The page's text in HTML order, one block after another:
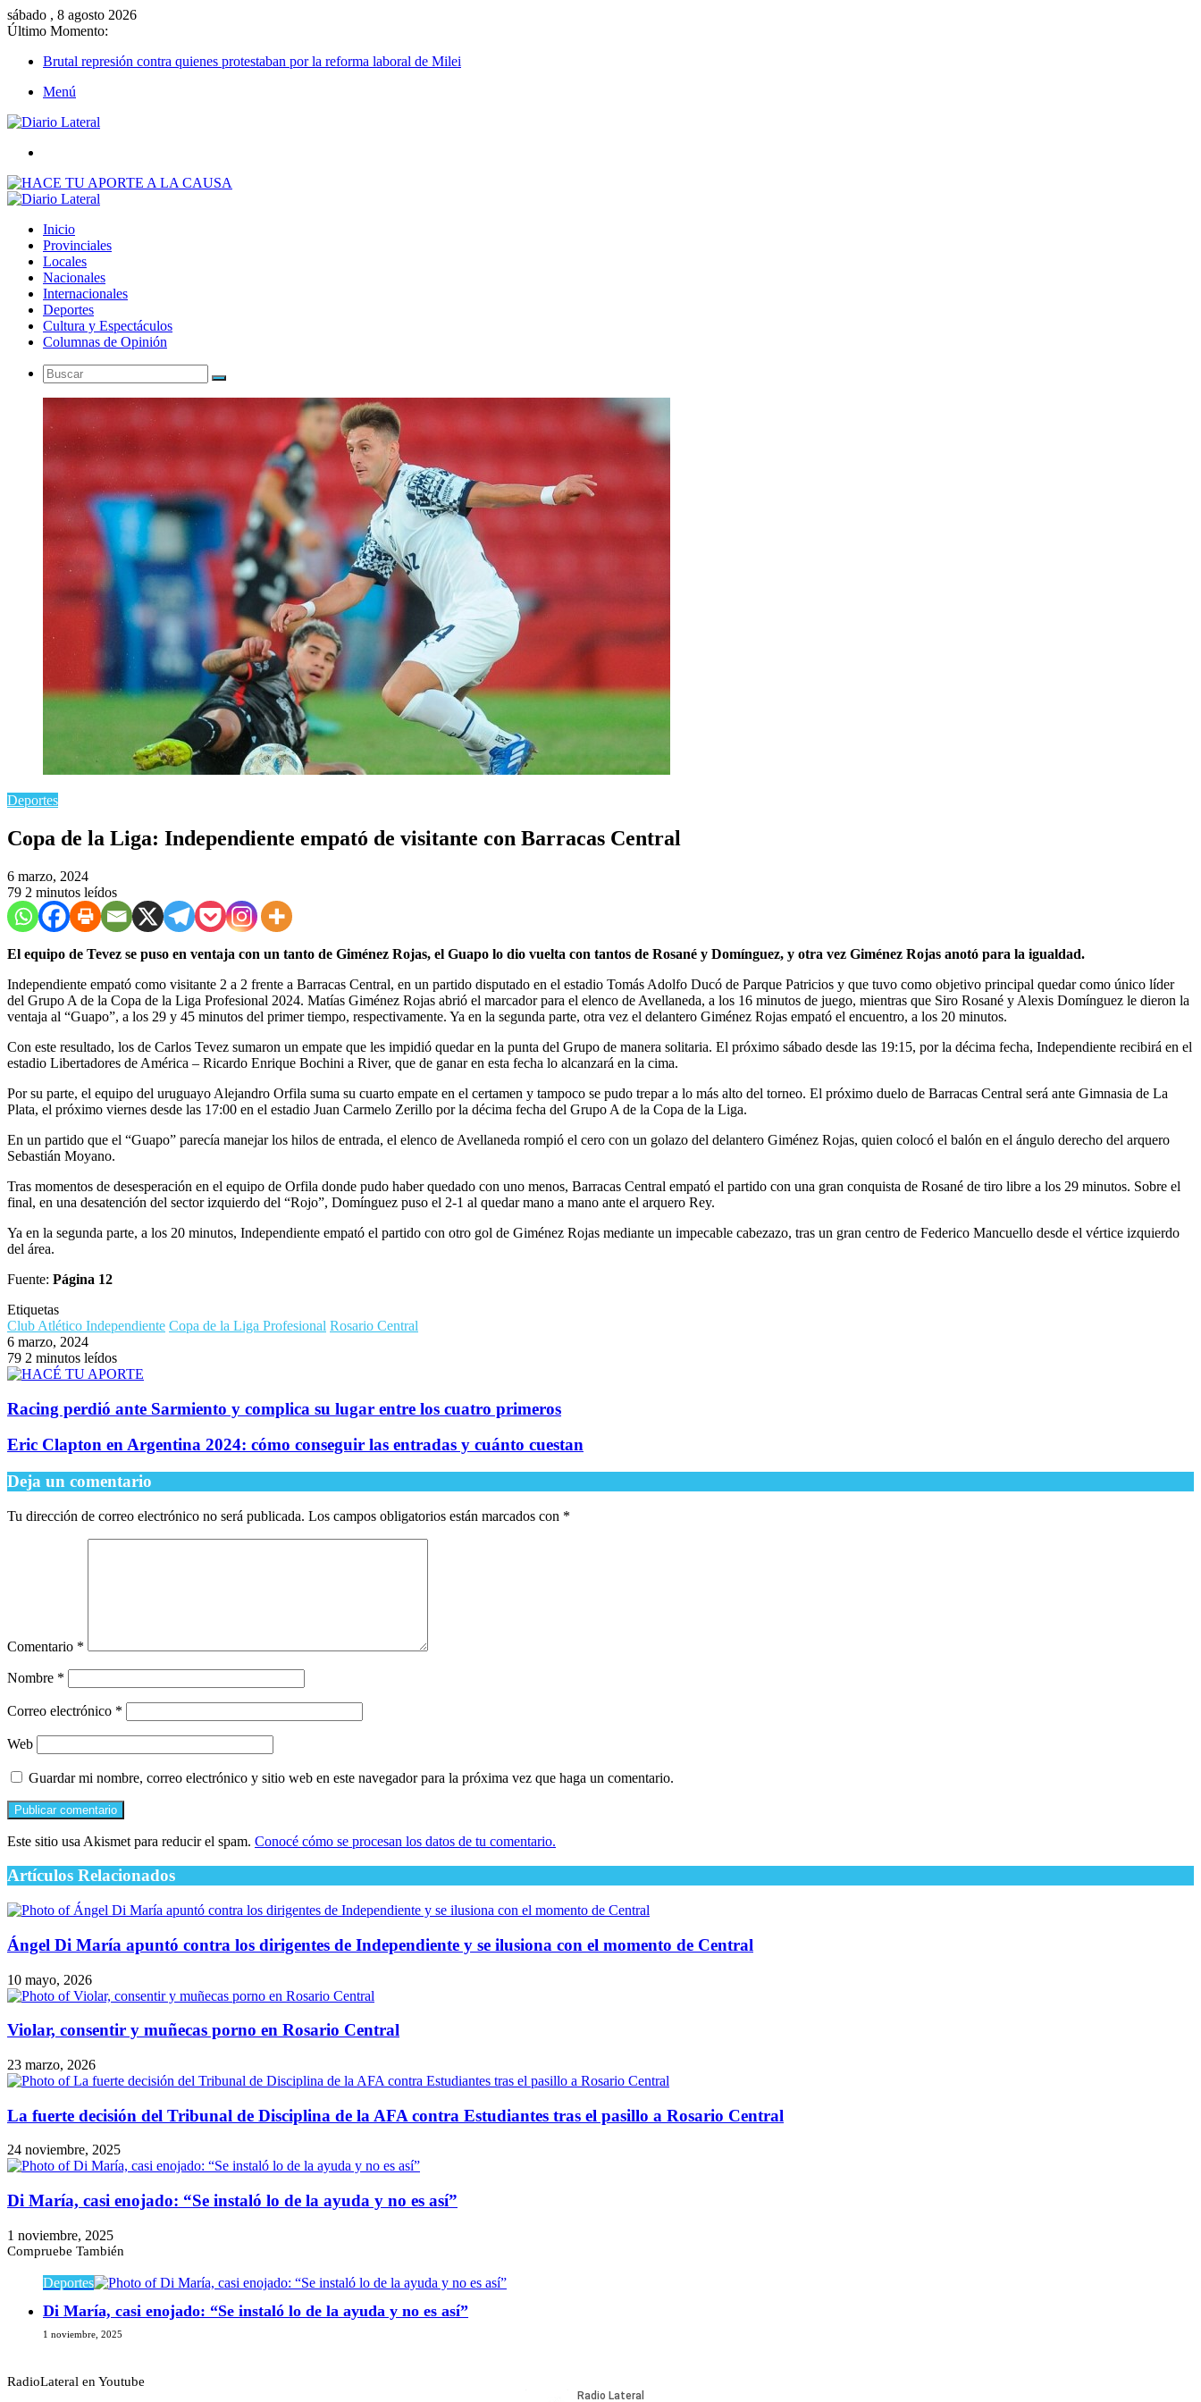
sábado , 8 agosto 2026
Último Momento:
Brutal represión contra quienes protestaban por la reforma laboral de Milei
Menú
Inicio
Provinciales
Locales
Nacionales
Internacionales
Deportes
Cultura y Espectáculos
Columnas de Opinión
Buscar
Deportes
Copa de la Liga: Independiente empató de visitante con Barracas Central
6 marzo, 2024
79 2 minutos leídos
El equipo de Tevez se puso en ventaja con un tanto de Giménez Rojas, el Guapo lo dio vuelta con tantos de Rosané y Domínguez, y otra vez Giménez Rojas anotó para la igualdad.
Independiente empató como visitante 2 a 2 frente a Barracas Central, en un partido disputado en el estadio Tomás Adolfo Ducó de Parque Patricios y que tuvo como objetivo principal quedar como único líder
del Grupo A de la Copa de la Liga Profesional 2024. Matías Giménez Rojas abrió el marcador para el elenco de Avellaneda, a los 16 minutos de juego, mientras que Siro Rosané y Alexis Domínguez le dieron la
ventaja al “Guapo”, a los 29 y 45 minutos del primer tiempo, respectivamente. Ya en la segunda parte, otra vez el delantero Giménez Rojas empató el encuentro, a los 20 minutos.
Con este resultado, los de Carlos Tevez sumaron un empate que les impidió quedar en la punta del Grupo de manera solitaria. El próximo sábado desde las 19:15, por la décima fecha, Independiente recibirá en el
estadio Libertadores de América – Ricardo Enrique Bochini a River, que de ganar en esta fecha lo alcanzará en la cima.
Por su parte, el equipo del uruguayo Alejandro Orfila suma su cuarto empate en el certamen y tampoco se pudo trepar a lo más alto del torneo. El próximo duelo de Barracas Central será ante Gimnasia de La
Plata, el próximo viernes desde las 17:00 en el estadio Juan Carmelo Zerillo por la décima fecha del Grupo A de la Copa de la Liga.
En un partido que el “Guapo” parecía manejar los hilos de entrada, el elenco de Avellaneda rompió el cero con un golazo del delantero Giménez Rojas, quien colocó el balón en el ángulo derecho del arquero
Sebastián Moyano.
Tras momentos de desesperación en el equipo de Orfila donde pudo haber quedado con uno menos, Barracas Central empató el partido con una gran conquista de Rosané de tiro libre a los 29 minutos. Sobre el
final, en una desatención del sector izquierdo del “Rojo”, Domínguez puso el 2-1 al quedar mano a mano ante el arquero Rey.
Ya en la segunda parte, a los 20 minutos, Independiente empató el partido con otro gol de Giménez Rojas mediante un impecable cabezazo, tras un gran centro de Federico Mancuello desde el vértice izquierdo
del área.
Fuente: Página 12
Etiquetas
Club Atlético Independiente Copa de la Liga Profesional Rosario Central
6 marzo, 2024
79 2 minutos leídos
Racing perdió ante Sarmiento y complica su lugar entre los cuatro primeros
Eric Clapton en Argentina 2024: cómo conseguir las entradas y cuánto cuestan
Deja un comentario
Tu dirección de correo electrónico no será publicada. Los campos obligatorios están marcados con *
Comentario *
Nombre *
Correo electrónico *
Web
Guardar mi nombre, correo electrónico y sitio web en este navegador para la próxima vez que haga un comentario.
Este sitio usa Akismet para reducir el spam. Conocé cómo se procesan los datos de tu comentario.
Artículos Relacionados
Ángel Di María apuntó contra los dirigentes de Independiente y se ilusiona con el momento de Central
10 mayo, 2026
Violar, consentir y muñecas porno en Rosario Central
23 marzo, 2026
La fuerte decisión del Tribunal de Disciplina de la AFA contra Estudiantes tras el pasillo a Rosario Central
24 noviembre, 2025
Di María, casi enojado: “Se instaló lo de la ayuda y no es así”
1 noviembre, 2025
Compruebe También
Deportes
Di María, casi enojado: “Se instaló lo de la ayuda y no es así”
1 noviembre, 2025
RadioLateral en Youtube